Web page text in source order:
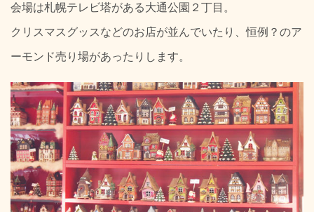
会場は札幌テレビ塔がある大通公園２丁目。
クリスマスグッスなどのお店が並んでいたり、恒例？のア
ーモンド売り場があったりします。